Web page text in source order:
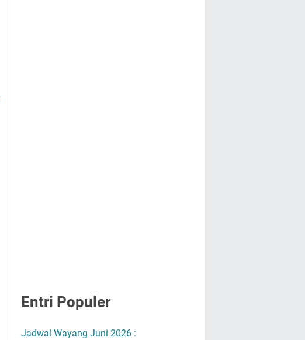
Entri Populer
Jadwal Wayang Juni 2026 :